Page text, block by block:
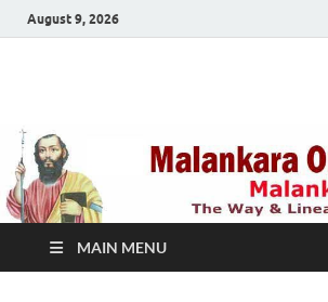
August 9, 2026
TV
MAIN MENU